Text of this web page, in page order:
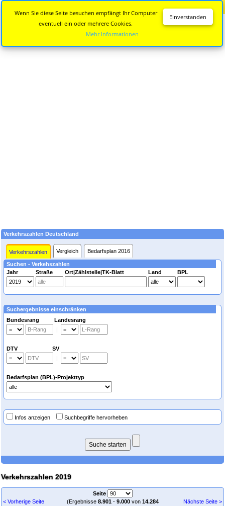
Verkehrszahlen Deutschland
Verkehrszahlen Vergleich Bedarfsplan 2016
Suchen - Verkehszahlen
Jahr
Straße Ort|Zählstelle|TK-Blatt Land BPL
Suchergebnisse einschränken
Bundesrang Landesrang
|
DTV SV
|
Bedarfsplan (BPL)-Projekttyp
Infos anzeigen Suchbegriffe hervorheben
Verkehrszahlen 2019
< Vorherige Seite
Seite
(Ergebnisse 8.901- 9.000von 14.284
Nächste Seite >
Einverstanden
Wenn Sie diese Seite besuchen empfängt Ihr Computer
eventuell ein oder mehrere Cookies.
Mehr Informationen